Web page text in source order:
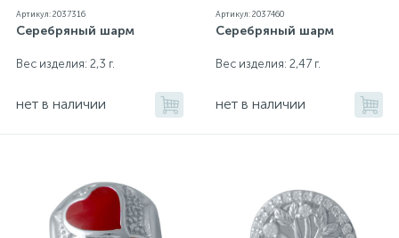
Артикул: 2037316
Серебряный шарм
Вес изделия: 2,3 г.
нет в наличии
Артикул: 2037460
Серебряный шарм
Вес изделия: 2,47 г.
нет в наличии